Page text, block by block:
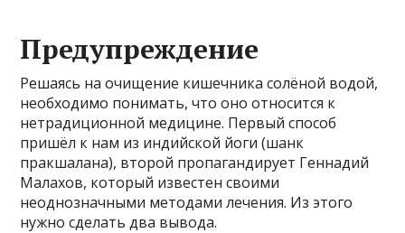
Предупреждение
Решаясь на очищение кишечника солёной водой,
необходимо понимать, что оно относится к
нетрадиционной медицине. Первый способ
пришёл к нам из индийской йоги (шанк
пракшалана), второй пропагандирует Геннадий
Малахов, который известен своими
неоднозначными методами лечения. Из этого
нужно сделать два вывода.